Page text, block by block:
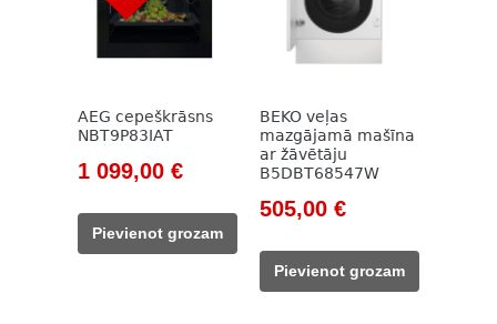
AEG cepeškrāsns
NBT9P83IAT
Original
was:
1
1 099,00 €Current
Pievienot grozam
BEKO veļas
mazgājamā mašīna
ar žāvētāju
B5DBT68547W
Original
was:
785,00 €.
505,00 €Current
505,00 €.
Pievienot grozam